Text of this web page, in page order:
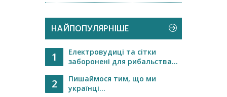
НАЙПОПУЛЯРНІШЕ
1
Електровудиці та сітки
заборонені для рибальства...
2
Пишаймося тим, що ми
українці...